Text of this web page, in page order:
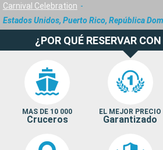
Carnival Celebration
Estados Unidos, Puerto Rico, República
¿POR QUÉ RESERVAR
MAS DE 10 000
Cruceros
EL MEJOR PRECIO
Garantizado